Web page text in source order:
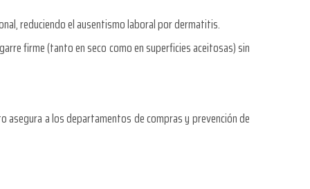
reduciendo el ausentismo laboral por dermatitis.
firme (tanto en seco como en superficies aceitosas) sin
asegura a los departamentos de compras y prevención de